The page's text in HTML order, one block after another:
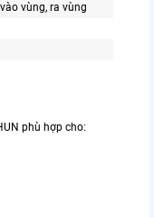
vùng, ra vùng
phù hợp cho: